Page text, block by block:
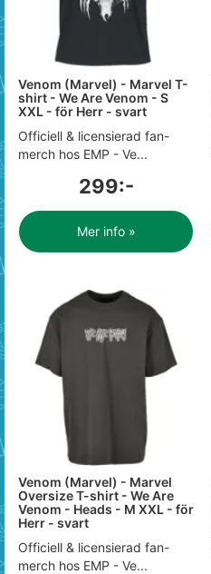
Venom (Marvel) - Marvel T-
shirt - We Are Venom - S
XXL - för Herr - svart
Officiell & licensierad fan-
merch hos EMP - Ve...
299:-
Mer info »
Venom (Marvel) - Marvel
Oversize T-shirt - We Are
Venom - Heads - M XXL - för
Herr - svart
Officiell & licensierad fan-
merch hos EMP - Ve...